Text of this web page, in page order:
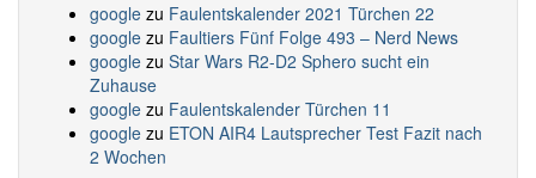
google zu Faulentskalender 2021 Türchen 22
google zu Faultiers Fünf Folge 493 – Nerd News
google zu Star Wars R2-D2 Sphero sucht ein
Zuhause
google zu Faulentskalender Türchen 11
google zu ETON AIR4 Lautsprecher Test Fazit nach
2 Wochen